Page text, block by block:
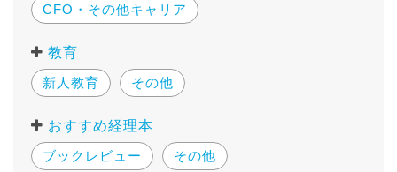
CFO・その他キャリア
教育
新人教育
その他
おすすめ経理本
ブックレビュー
その他